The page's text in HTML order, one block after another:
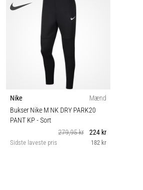
Nike
Mænd
Bukser Nike M NK DRY PARK20
PANT KP - Sort
279,95 kr
224 kr
Sidste laveste pris 182 kr